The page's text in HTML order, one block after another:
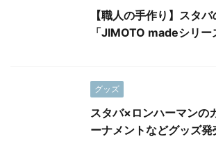
【職人の手作り】スタ
「JIMOTO madeシリー
グッズ
スタバ×ロンハーマンの
ーナメントなどグッズ発